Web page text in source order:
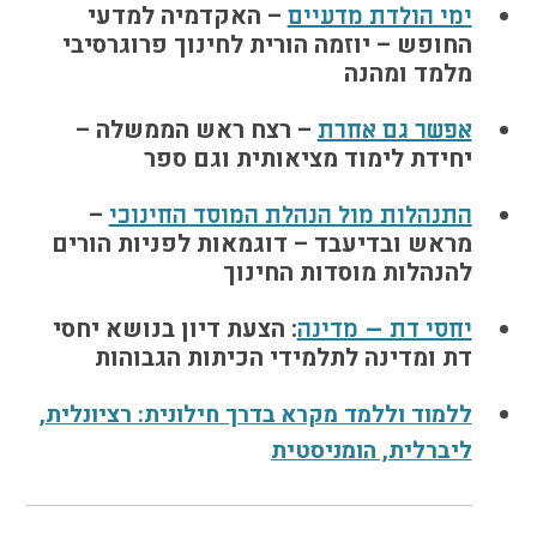
ימי הולדת מדעיים – האקדמיה למדעי
החופש – יוזמה הורית לחינוך פרוגרסיבי
מלמד ומהנה
אפשר גם אחרת – רצח ראש הממשלה –
יחידת לימוד מציאותית וגם ספר
התנהלות מול הנהלת המוסד החינוכי –
מראש ובדיעבד – דוגמאות לפניות הורים
להנהלות מוסדות החינוך
יחסי דת – מדינה: הצעת דיון בנושא יחסי
דת ומדינה לתלמידי הכיתות הגבוהות
ללמוד וללמד מקרא בדרך חילונית: רציונלית,
ליברלית, הומניסטית